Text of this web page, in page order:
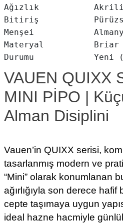
Ağızlık
Bitiriş
Menşei
Materyal          Briar /
VAUEN QUIXX
MINI PİPO |
Alman Disiplini
Vauen’in QUIXX serisi,
tasarlanmış modern ve
“Mini” olarak konumlanan
ağırlığıyla son derece hafif
cepte taşımaya uygun
ideal hazne hacmiyle